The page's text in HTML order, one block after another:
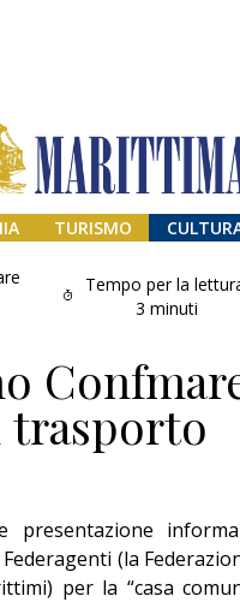
TURISMO
Tempo per la
3 minuti
trasporto
presentazione
(la
per la “casa
Giorgio
Editoriale